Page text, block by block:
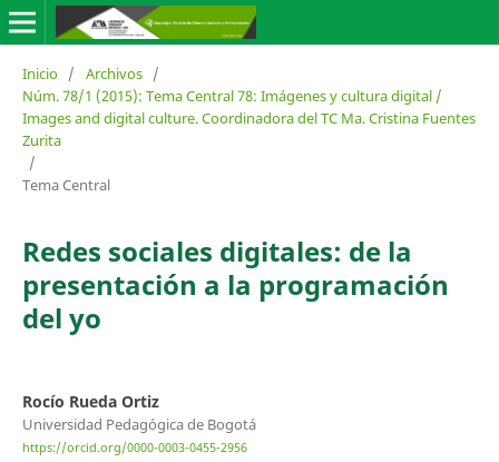
Inicio / Archivos /
Núm. 78/1 (2015): Tema Central 78: Imágenes y cultura digital /
Images and digital culture. Coordinadora del TC Ma. Cristina Fuentes
Zurita
/
Tema Central
Redes sociales digitales: de la
presentación a la programación
del yo
Rocío Rueda Ortiz
Universidad Pedagógica de Bogotá
https://orcid.org/0000-0003-0455-2956